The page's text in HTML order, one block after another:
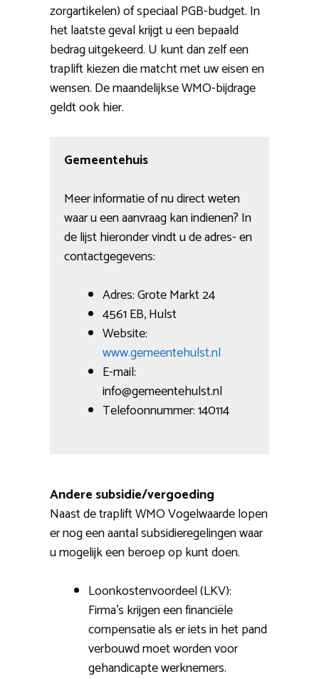
zorgartikelen) of speciaal PGB-budget. In
het laatste geval krijgt u een bepaald
bedrag uitgekeerd. U kunt dan zelf een
traplift kiezen die matcht met uw eisen en
wensen. De maandelijkse WMO-bijdrage
geldt ook hier.
Gemeentehuis
Meer informatie of nu direct weten
waar u een aanvraag kan indienen? In
de lijst hieronder vindt u de adres- en
contactgegevens:
Adres: Grote Markt 24
4561 EB, Hulst
Website:
www.gemeentehulst.nl
E-mail:
info@gemeentehulst.nl
Telefoonnummer: 140114
Andere subsidie/vergoeding
Naast de traplift WMO Vogelwaarde lopen
er nog een aantal subsidieregelingen waar
u mogelijk een beroep op kunt doen.
Loonkostenvoordeel (LKV):
Firma’s krijgen een financiële
compensatie als er iets in het pand
verbouwd moet worden voor
gehandicapte werknemers.